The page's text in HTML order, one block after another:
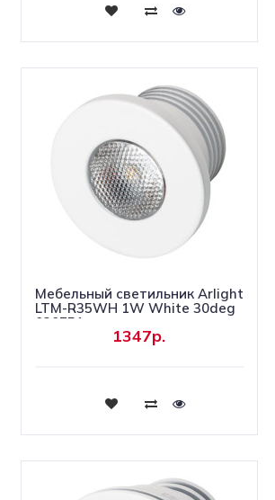
Купить
Мебельный светильник Arlight
LTM-R35WH 1W White 30deg
020751
1347р.
Купить